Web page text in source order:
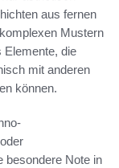
aus fernen
Mustern
Elemente, die
mit anderen
können.
besondere Note in